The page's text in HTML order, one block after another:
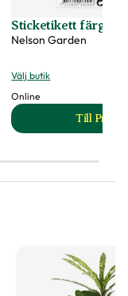
produktsida
Sticketikett färg
Nelson Garden
Välj butik
Online
Till